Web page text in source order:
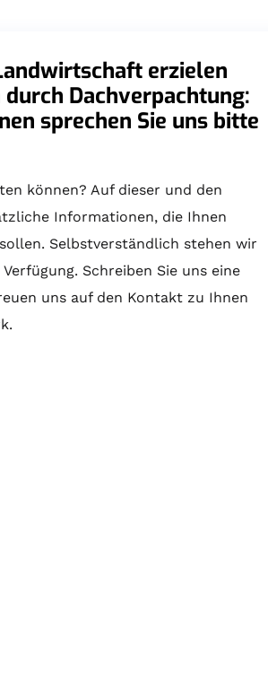
erzielen
Dachverpachtung:
sprechen Sie uns bitte
können? Auf dieser und den
Informationen, die Ihnen
Selbstverständlich stehen wir
Schreiben Sie uns eine
uns auf den Kontakt zu Ihnen